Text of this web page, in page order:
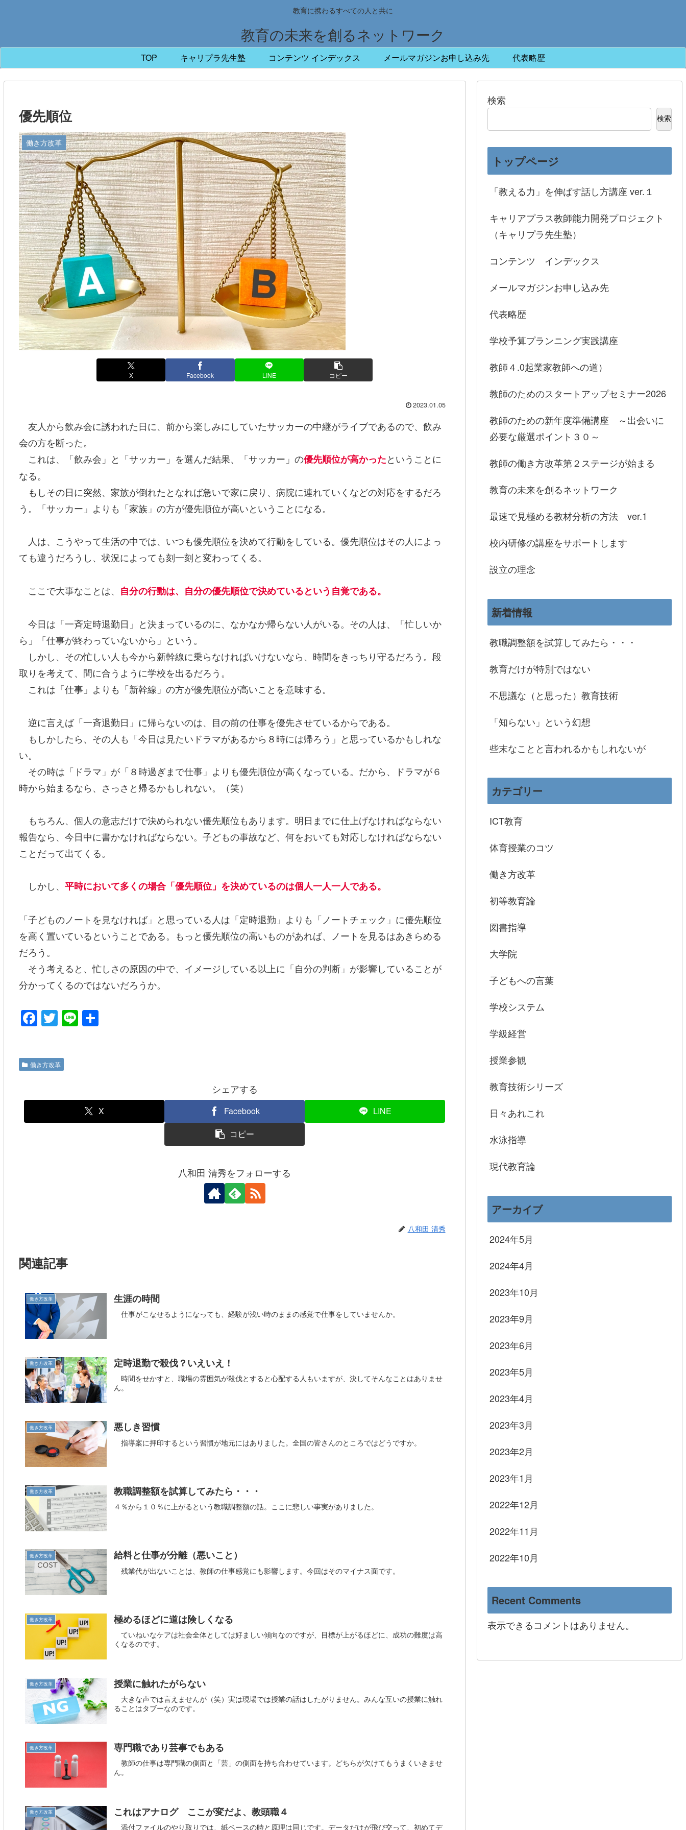
教育に携わるすべての人と共に
教育の未来を創るネットワーク
TOP キャリプラ先生塾 コンテンツ インデックス メールマガジンお申し込み先 代表略歴
優先順位
働き方改革
X Facebook LINE コピー
2023.01.05
友人から飲み会に誘われた日に、前から楽しみにしていたサッカーの中継がライブであるので、飲み
会の方を断った。
これは、「飲み会」と「サッカー」を選んだ結果、「サッカー」の優先順位が高かったということに
なる。
もしその日に突然、家族が倒れたとなれば急いで家に戻り、病院に連れていくなどの対応をするだろ
う。「サッカー」よりも「家族」の方が優先順位が高いということになる。
人は、こうやって生活の中では、いつも優先順位を決めて行動をしている。優先順位はその人によっ
ても違うだろうし、状況によっても刻一刻と変わってくる。
ここで大事なことは、 自分の行動は、自分の優先順位で決めているという自覚である。
今日は「一斉定時退勤日」と決まっているのに、なかなか帰らない人がいる。その人は、「忙しいか
ら」「仕事が終わっていないから」という。
しかし、その忙しい人も今から新幹線に乗らなければいけないなら、時間をきっちり守るだろう。段
取りを考えて、間に合うように学校を出るだろう。
これは「仕事」よりも「新幹線」の方が優先順位が高いことを意味する。
逆に言えば「一斉退勤日」に帰らないのは、目の前の仕事を優先させているからである。
もしかしたら、その人も「今日は見たいドラマがあるから８時には帰ろう」と思っているかもしれな
い。
その時は「ドラマ」が「８時過ぎまで仕事」よりも優先順位が高くなっている。だから、ドラマが６
時から始まるなら、さっさと帰るかもしれない。（笑）
もちろん、個人の意志だけで決められない優先順位もあります。明日までに仕上げなければならない
報告なら、今日中に書かなければならない。子どもの事故など、何をおいても対応しなければならない
ことだって出てくる。
しかし、 平時において多くの場合「優先順位」を決めているのは個人一人一人である。
「子どものノートを見なければ」と思っている人は「定時退勤」よりも「ノートチェック」に優先順位
を高く置いているということである。もっと優先順位の高いものがあれば、ノートを見るはあきらめる
だろう。
そう考えると、忙しさの原因の中で、イメージしている以上に「自分の判断」が影響していることが
分かってくるのではないだろうか。
F
e
o
o
T
er
Li 共
働き方改革
シェアする
X Facebook
LINE
コピー
八和田 清秀をフォローする
八和田 清秀
関連記事
働き方改革 生涯の時間
仕事がこなせるようになっても、経験が浅い時のままの感覚で仕事をしていませんか。
働き方改革 定時退勤で殺伐？いえいえ！
時間をせかすと、職場の雰囲気が殺伐とすると心配する人もいますが、決してそんなことはありませ
ん。
働き方改革 悪しき習慣
指導案に押印するという習慣が地元にはありました。全国の皆さんのところではどうですか。
働き方改革 教職調整額を試算してみたら・・・
４％から１０％に上がるという教職調整額の話。ここに悲しい事実がありました。
働き方改革 給料と仕事が分離（悪いこと）
残業代が出ないことは、教師の仕事感覚にも影響します。今回はそのマイナス面です。
働き方改革 極めるほどに道は険しくなる
ていねいなケアは社会全体としては好ましい傾向なのですが、目標が上がるほどに、成功の難度は高
くなるのです。
働き方改革 授業に触れたがらない
大きな声では言えませんが（笑）実は現場では授業の話はしたがりません。みんな互いの授業に触れ
ることはタブーなのです。
働き方改革 専門職であり芸事でもある
教師の仕事は専門職の側面と「芸」の側面を持ち合わせています。どちらが欠けてもうまくいきませ
ん。
働き方改革 これはアナログ ここが変だよ、教頭職４
添付ファイルのやり取りでは、紙ベースの時と原理は同じです。データだけが飛び交って、初めてデ
検索
検索
トップページ
「教える力」を伸ばす話し方講座 ver.１
キャリアプラス教師能力開発プロジェクト
（キャリプラ先生塾）
コンテンツ インデックス
メールマガジンお申し込み先
代表略歴
学校予算プランニング実践講座
教師４.0起業家教師への道）
教師のためのスタートアップセミナー2026
教師のための新年度準備講座 ～出会いに
必要な厳選ポイント３０～
教師の働き方改革第２ステージが始まる
教育の未来を創るネットワーク
最速で見極める教材分析の方法 ver.1
校内研修の講座をサポートします
設立の理念
新着情報
教職調整額を試算してみたら・・・
教育だけが特別ではない
不思議な（と思った）教育技術
「知らない」という幻想
些末なことと言われるかもしれないが
カテゴリー
ICT教育
体育授業のコツ
働き方改革
初等教育論
図書指導
大学院
子どもへの言葉
学校システム
学級経営
授業参観
教育技術シリーズ
日々あれこれ
水泳指導
現代教育論
アーカイブ
2024年5月
2024年4月
2023年10月
2023年9月
2023年6月
2023年5月
2023年4月
2023年3月
2023年2月
2023年1月
2022年12月
2022年11月
2022年10月
Recent Comments
表示できるコメントはありません。